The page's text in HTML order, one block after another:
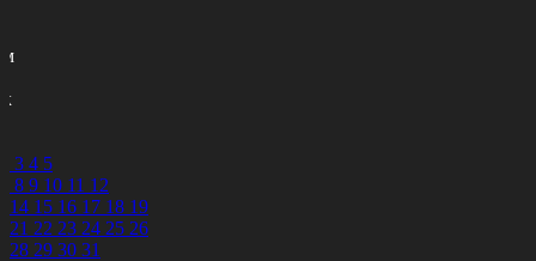
3 4 5
8 9 10 11 12
14 15 16 17 18 19
21 22 23 24 25 26
28 29 30 31